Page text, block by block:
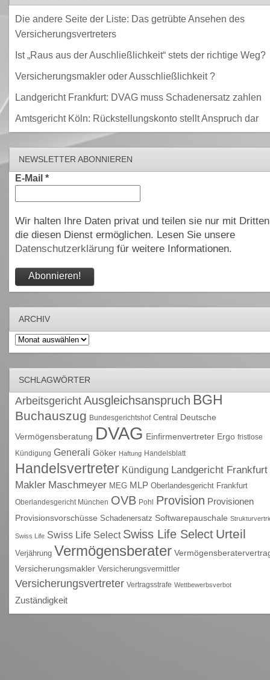
Die andere Seite der Liste: Das getrübte Ansehen des
Versicherungsvertreters
Ist „Raus aus der Auschließlichkeit“ stets der richtige Weg?
Versicherungsmakler oder Ausschließlichkeit ?
Landgericht Frankfurt: DVAG muss Schadenersatz zahlen
Amtsgericht Köln: Rückstellungskonto stellt Anspruch dar
NEWSLETTER ABONNIEREN
E-Mail *
Wir halten Ihre Daten privat und teilen sie nur mit
die diesen Dienst ermöglichen. Lesen Sie unsere
Datenschutzerklärungfür weitere Informationen.
ARCHIV
Archiv
SCHLAGWÖRTER
Arbeitsgericht Ausgleichsanspruch BGH
Buchauszug Bundesgerichtshof Central Deutsche
Vermögensberatung DVAG Einfirmenvertreter Ergo fristlose
Kündigung Generali Göker Haftung Handelsblatt
Handelsvertreter Kündigung Landgericht Frankfurt
Makler Maschmeyer MEG MLP Oberlandesgericht Frankfurt
Oberlandesgericht München OVB Pohl Provision Provisionen
Provisionsvorschüsse Schadenersatz Softwarepauschale
Swiss Life Swiss Life Select Swiss Life Select Urteil
Verjährung Vermögensberater
Versicherungsmakler Versicherungsvermittler
Versicherungsvertreter Vertragsstrafe Wettbewerbsverbot
Zuständigkeit